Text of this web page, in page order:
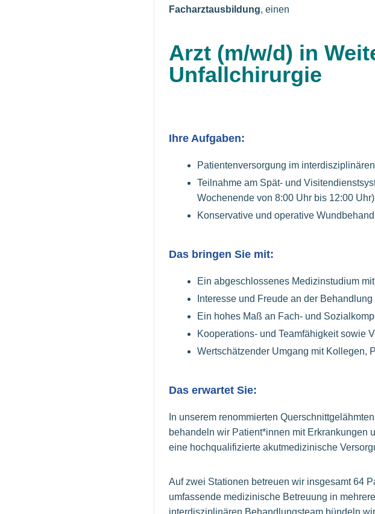
Facharztausbildung, einen
Arzt (m/w/d) in
Unfallchirurgie
Ihre Aufgaben:
Patientenversorgung im
Teilnahme am Spät- und
Wochenende von 8:00 Uhr bis 12:00 Uhr)
Konservative und operative
Das bringen Sie mit:
Ein abgeschlossenes Medizinstudium
Interesse und Freude an der
Ein hohes Maß an Fach- und
Kooperations- und Teamfähigkeit sowie
Wertschätzender Umgang mit Kollegen,
Das erwartet Sie:
In unserem renommierten
behandeln wir Patient*innen mit Erkrankungen
eine hochqualifizierte akutmedizinische
Auf zwei Stationen betreuen wir insgesamt 64
umfassende medizinische Betreuung in
interdisziplinären Behandlungsteam bündeln